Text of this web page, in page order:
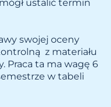
ustalić termin
swojej oceny
z materiału
Praca ta ma wagę 6
w tabeli